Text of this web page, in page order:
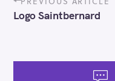
o
s
a
Logo Saintbernard